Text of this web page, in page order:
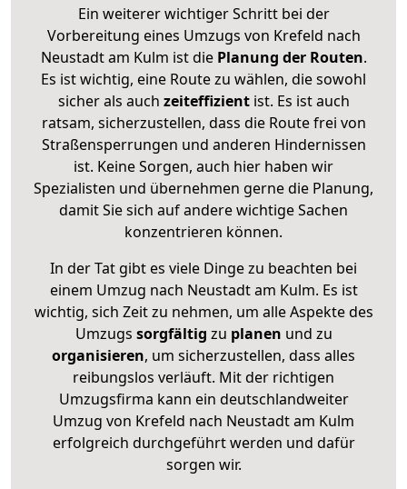
Ein weiterer wichtiger Schritt bei der
Vorbereitung eines Umzugs von Krefeld nach
Neustadt am Kulm ist diePlanung der Routen.
Es ist wichtig, eine Route zu wählen, die sowohl
sicher als auch zeiteffizientist. Es ist auch
ratsam, sicherzustellen, dass die Route frei von
Straßensperrungen und anderen Hindernissen
ist. Keine Sorgen, auch hier haben wir
Spezialisten und übernehmen gerne die Planung,
damit Sie sich auf andere wichtige Sachen
konzentrieren können.
In der Tat gibt es viele Dinge zu beachten bei
einem Umzug nach Neustadt am Kulm. Es ist
wichtig, sich Zeit zu nehmen, um alle Aspekte des
Umzugs sorgfältig zu planen und zu
organisieren, um sicherzustellen, dass alles
reibungslos verläuft. Mit der richtigen
Umzugsfirma kann ein deutschlandweiter
Umzug von Krefeld nach Neustadt am Kulm
erfolgreich durchgeführt werden und dafür
sorgen wir.